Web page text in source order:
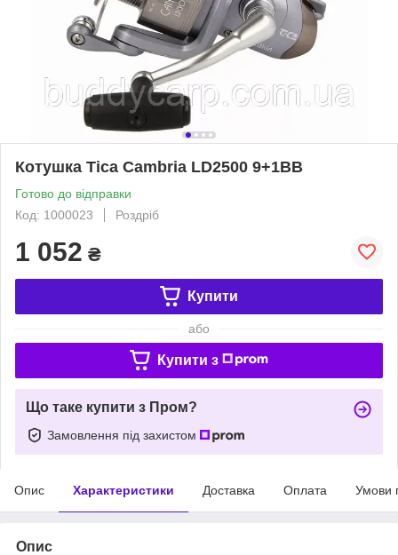
Котушка Tica Cambria LD2500 9+1BB
Готово до відправки
Код: 1000023
Роздріб
1 052 ₴
Купити
або
Купити з
Що таке купити з Пром?
Замовлення під захистом
Опис Характеристики Доставка Оплата Умови
Опис